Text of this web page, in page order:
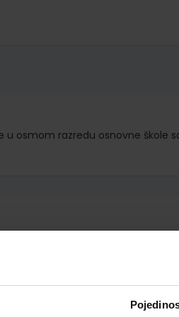
u osmom razredu osnovne škole